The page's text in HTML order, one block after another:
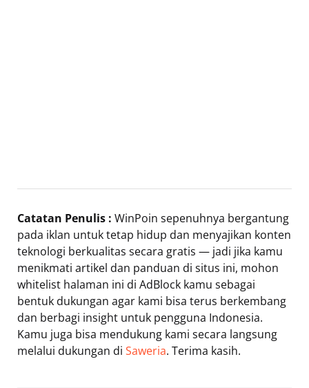
Catatan Penulis : WinPoin sepenuhnya bergantung
pada iklan untuk tetap hidup dan menyajikan konten
teknologi berkualitas secara gratis — jadi jika kamu
menikmati artikel dan panduan di situs ini, mohon
whitelist halaman ini di AdBlock kamu sebagai
bentuk dukungan agar kami bisa terus berkembang
dan berbagi insight untuk pengguna Indonesia.
Kamu juga bisa mendukung kami secara langsung
melalui dukungan di Saweria. Terima kasih.